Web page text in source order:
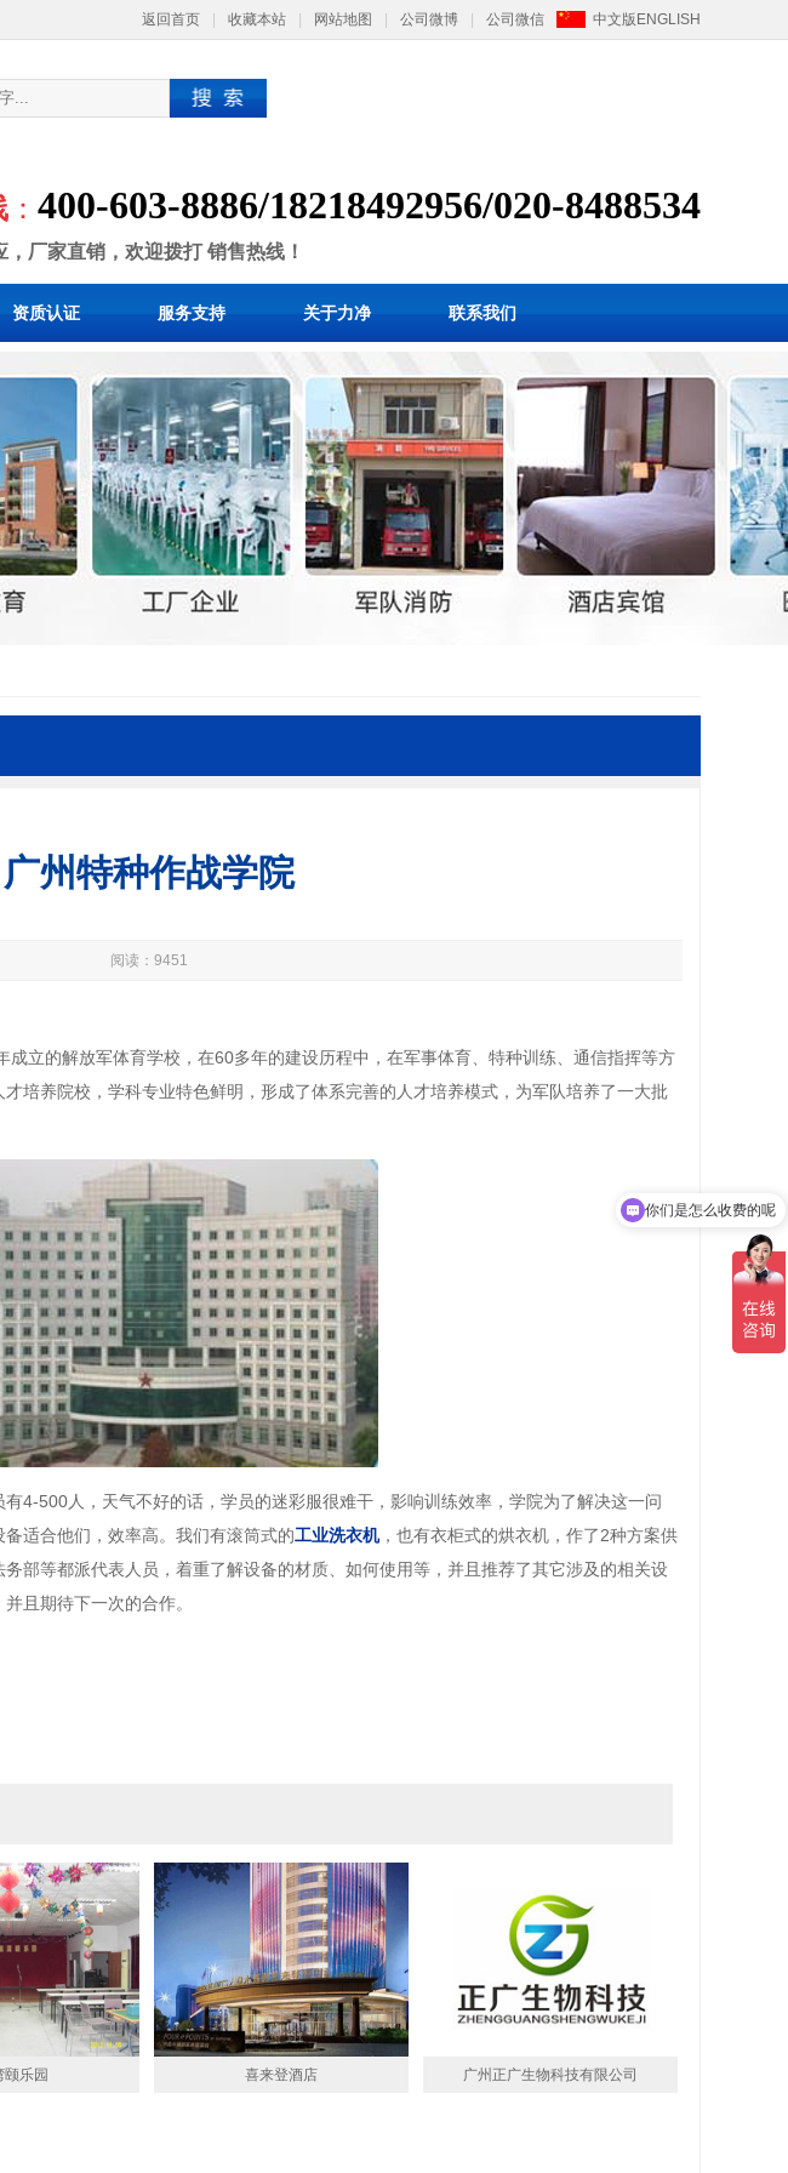
返回首页 收藏本站 网站地图 公司微博 公司微信 中文版 ENGLISH
： 400-603-8886/18218492956/020-8488534
，厂家直销，欢迎拨打 销售热线！
资质认证 服务支持 关于力净 联系我们
广州特种作战学院
阅读：9451
立的解放军体育学校，在60多年的建设历程中，在军事体育、特种训练、通信指挥等方
培养院校，学科专业特色鲜明，形成了体系完善的人才培养模式，为军队培养了一大批
4-500人，天气不好的话，学员的迷彩服很难干，影响训练效率，学院为了解决这一问
备适合他们，效率高。我们有滚筒式的工业洗衣机，也有衣柜式的烘衣机，作了2种方案供
部等都派代表人员，着重了解设备的材质、如何使用等，并且推荐了其它涉及的相关设
且期待下一次的合作。
颐乐园 喜来登酒店 广州正广生物科技有限公司
你们是怎么收费的呢